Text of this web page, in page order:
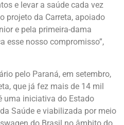
e levar a saúde cada vez
projeto da Carreta, apoiado
e pela primeira-dama
esse nosso compromisso”,
pelo Paraná, em setembro,
que já fez mais de 14 mil
uma iniciativa do Estado
Saúde e viabilizada por meio
do Brasil no âmbito do